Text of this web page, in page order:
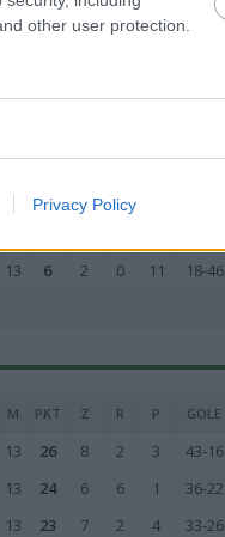
other user protection.
Privacy Policy
13 23 7 2 39-33
13 19 5 4 4 29-24
13 14 2
13 6 2 0 11 18-46
M PKT Z R P GOLE
13 26 8 2 3 43-16
13 24 6 6 1 36-22
13 23 7 2 4 33-26